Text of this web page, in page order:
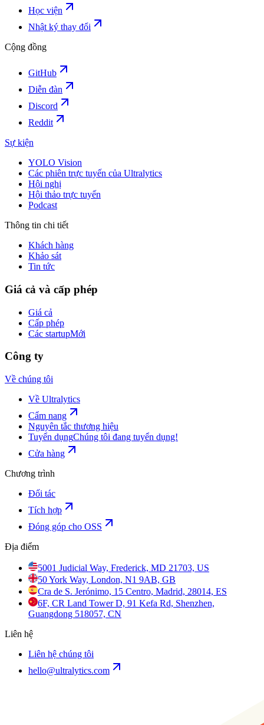
Học viện
Nhật ký thay đổi
Cộng đồng
GitHub
Diễn đàn
Discord
Reddit
Sự kiện
YOLO Vision
Các phiên trực tuyến của Ultralytics
Hội nghị
Hội thảo trực tuyến
Podcast
Thông tin chi tiết
Khách hàng
Khảo sát
Tin tức
Giá cả và cấp phép
Giá cả
Cấp phép
Các startupMới
Công ty
Về chúng tôi
Về Ultralytics
Cẩm nang
Nguyên tắc thương hiệu
Tuyển dụngChúng tôi đang tuyển dụng!
Cửa hàng
Chương trình
Đối tác
Tích hợp
Đóng góp cho OSS
Địa điểm
5001 Judicial Way, Frederick, MD 21703, US
50 York Way, London, N1 9AB, GB
Cra de S. Jerónimo, 15 Centro, Madrid, 28014, ES
6F, CR Land Tower D, 91 Kefa Rd, Shenzhen,
Guangdong 518057, CN
Liên hệ
Liên hệ chúng tôi
hello@ultralytics.com